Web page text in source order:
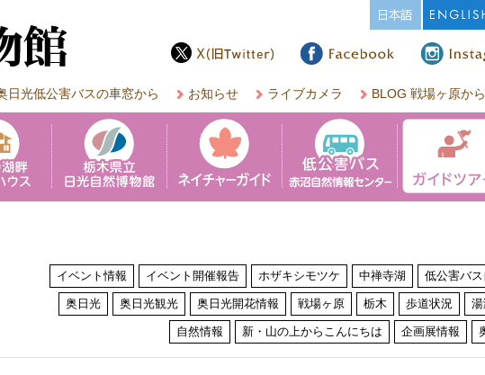
日光低公害バスの車窓から お知らせ ライブカメラ BLOG 戦場ヶ原か
イベント情報 イベント開催報告 ホザキシモツケ 中禅寺湖 低公害バ
奥日光 奥日光観光 奥日光開花情報 戦場ヶ原 栃木 歩道状況
自然情報 新・山の上からこんにちは 企画展情報